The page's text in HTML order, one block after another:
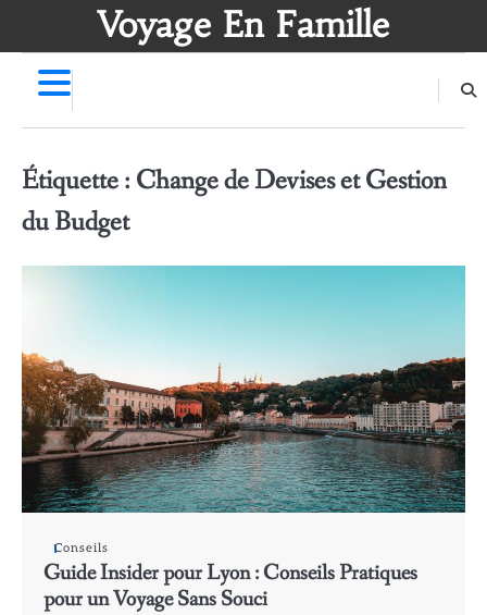
Voyage En Famille
Étiquette : Change de Devises et Gestion
du Budget
Conseils
Guide Insider pour Lyon : Conseils Pratiques
pour un Voyage Sans Souci